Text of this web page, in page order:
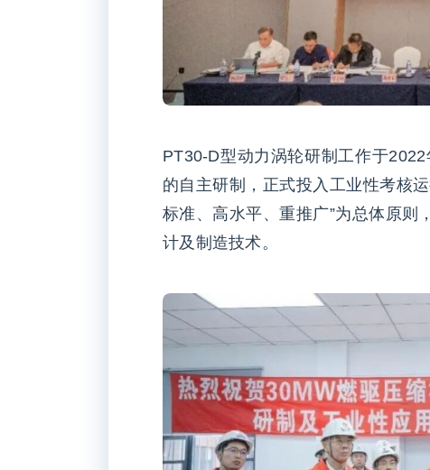
PT30-D型动力涡轮研制工作于
的自主研制，正式投入工业性考核
标准、高水平、重推广”为总体原则
计及制造技术。